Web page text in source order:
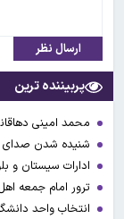
ارسال نظر
پربیننده ترین
محمد امینی
شنیده شدن صدای
ادارات سیستان و
ترور امام جمعه
انتخاب واحد دانشگاه آزاد